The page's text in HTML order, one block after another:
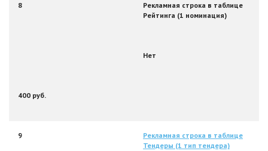
8
Рекламная строка в таблице
Рейтинга (1 номинация)
Нет
400 руб.
9
Рекламная строка в таблице
Тендеры (1 тип тендера)